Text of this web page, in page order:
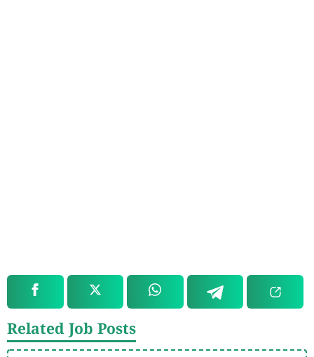
Related Job Posts